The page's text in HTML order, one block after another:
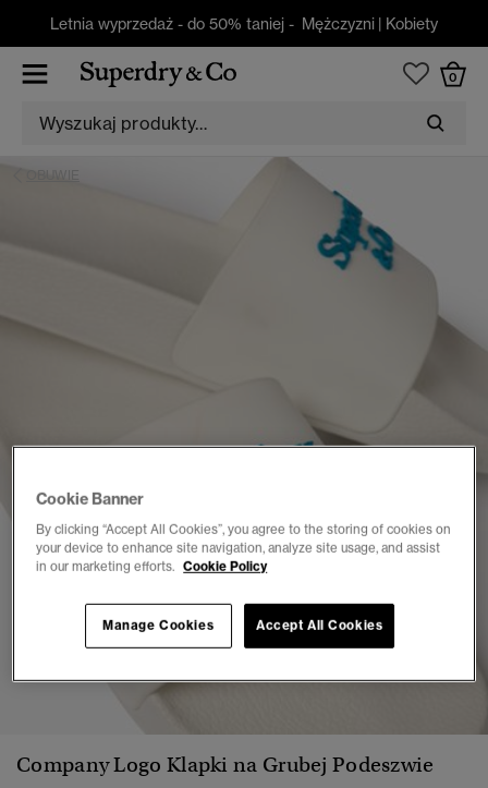
Letnia wyprzedaż - do 50% taniej - Mężczyzni | Kobiety
0
Company Logo Klapki na Grubej Podeszwie
Cookie Banner
By clicking “Accept All Cookies”, you agree to the storing of cookies on
your device to enhance site navigation, analyze site usage, and assist
in our marketing efforts. Cookie Policy
Accept All Cookies
Manage Cookies